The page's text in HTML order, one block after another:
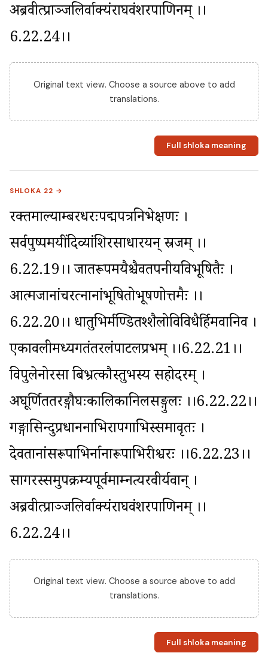
अब्रवीत्प्राञ्जलिर्वाक्यंराघवंशरपाणिनम् ।।
6.22.24।।
Original text view. Choose a source above to add
translations.
Full shloka meaning
SHLOKA 22 →
रक्तमाल्याम्बरधरःपद्मपत्रनिभेक्षणः ।
सर्वपुष्पमयींदिव्यांशिरसाधारयन् स्रजम् ।।
6.22.19।। जातरूपमयैश्चैवतपनीयविभूषितैः ।
आत्मजानांचरत्नानांभूषितोभूषणोत्तमैः ।।
6.22.20।। धातुभिर्मण्डितश्शैलोविविधैर्हिमवानिव ।
एकावलीमध्यगतंतरलंपाटलप्रभम् ।।6.22.21।।
विपुलेनोरसा बिभ्रत्कौस्तुभस्य सहोदरम् ।
अघूर्णिततरङ्गौघःकालिकानिलसङ्गुलः ।।6.22.22।।
गङ्गासिन्दुप्रधाननाभिरापगाभिस्समावृतः ।
देवतानांसरूपाभिर्नानारूपाभिरीश्वरः ।।6.22.23।।
सागरस्समुपक्रम्यपूर्वमाम्नत्यरवीर्यवान् ।
अब्रवीत्प्राञ्जलिर्वाक्यंराघवंशरपाणिनम् ।।
6.22.24।।
Original text view. Choose a source above to add
translations.
Full shloka meaning